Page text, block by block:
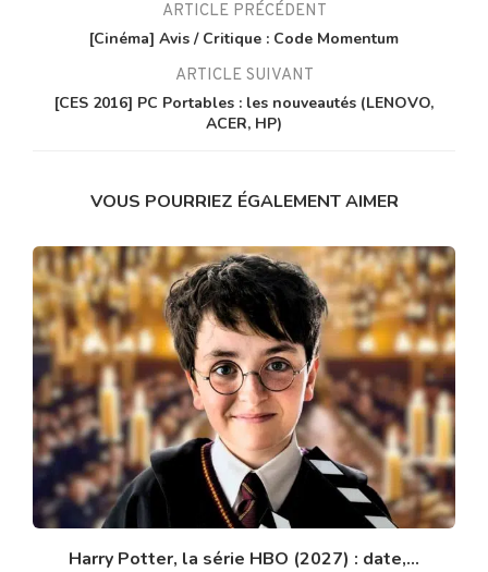
ARTICLE PRÉCÉDENT
[Cinéma] Avis / Critique : Code Momentum
ARTICLE SUIVANT
[CES 2016] PC Portables : les nouveautés (LENOVO,
ACER, HP)
VOUS POURRIEZ ÉGALEMENT AIMER
Harry Potter, la série HBO (2027) : date,...